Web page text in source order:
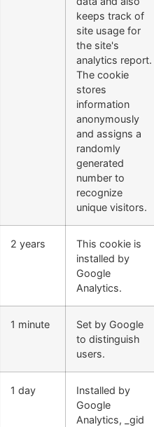
keeps track of
site usage for
the site's
analytics report.
The cookie
stores
information
anonymously
and assigns a
randomly
generated
number to
recognize
unique visitors.
2 years
This cookie is
installed by
Google
Analytics.
1 minute
Set by Google
to distinguish
users.
1 day
Installed by
Google
Analytics, _gid